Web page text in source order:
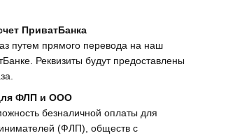
ПриватБанка
путем прямого перевода на наш
Реквизиты будут предоставлены
ФЛП и ООО
безналичной оплаты для
(ФЛП), обществ с